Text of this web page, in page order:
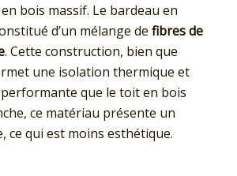
bois massif. Le bardeau en
d’un mélange de fibres de
. Cette construction, bien que
une isolation thermique et
que le toit en bois
ce matériau présente un
ce qui est moins esthétique.